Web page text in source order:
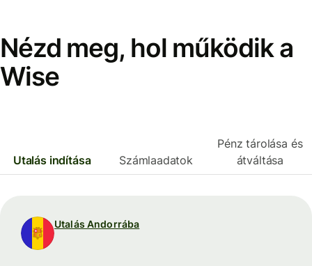
Nézd meg, hol működik a
Wise
Utalás indítása Számlaadatok
Pénz tárolása és
átváltása
Utalás Andorrába